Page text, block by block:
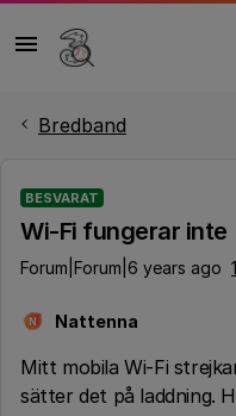
Bredband
BESVARAT
Wi-Fi fungerar inte
Forum|Forum|6 years ago
N Nattenna
Mitt mobila Wi-Fi
sätter det på laddning.